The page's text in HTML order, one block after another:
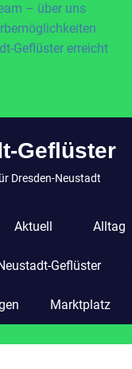
– über uns
Geflüster erreicht
Geflüster
Dresden-Neustadt
Aktuell Alltag
Geflüster
Marktplatz